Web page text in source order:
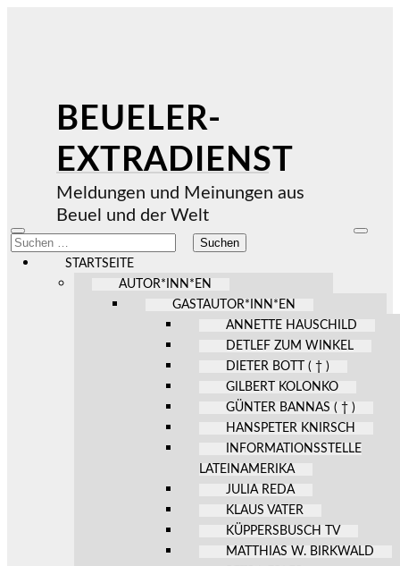
BEUELER-
EXTRADIENST
Meldungen und Meinungen aus
Beuel und der Welt
Mobile-
Menü
ein-/ausblenden
Suchen
nach:
STARTSEITE
AUTOR*INN*EN
GASTAUTOR*INN*EN
ANNETTE HAUSCHILD
DETLEF ZUM WINKEL
DIETER BOTT ( † )
GILBERT KOLONKO
GÜNTER BANNAS ( † )
HANSPETER KNIRSCH
INFORMATIONSSTELLE
LATEINAMERIKA
JULIA REDA
KLAUS VATER
KÜPPERSBUSCH TV
MATTHIAS W. BIRKWALD